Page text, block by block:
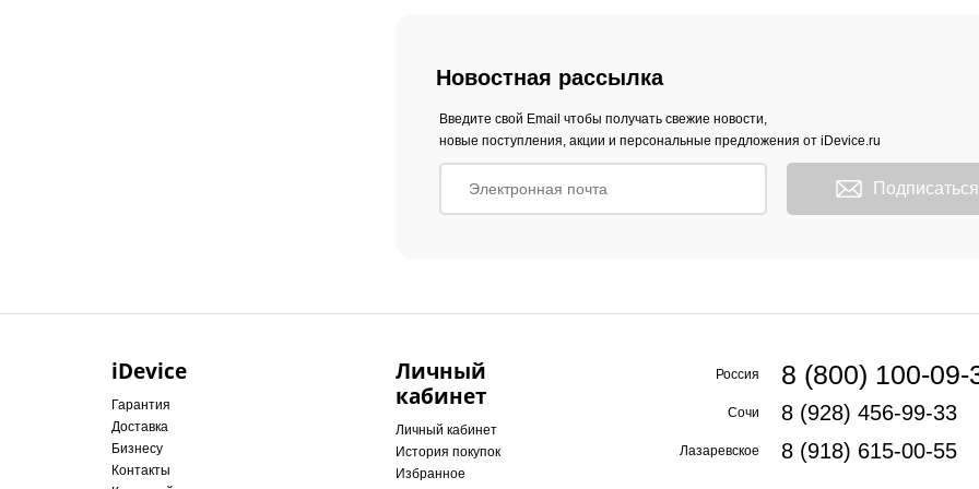
Новостная рассылка
Введите свой Email чтобы получать свежие новости,
новые поступления, акции и персональные предложения от iDevice.ru
Подписаться
iDevice
Гарантия
Доставка
Бизнесу
Контакты
Личный
кабинет
Личный кабинет
История покупок
Избранное
Россия 8 (800) 100-09-
Сочи 8 (928) 456-99-33
Лазаревское 8 (918) 615-00-55